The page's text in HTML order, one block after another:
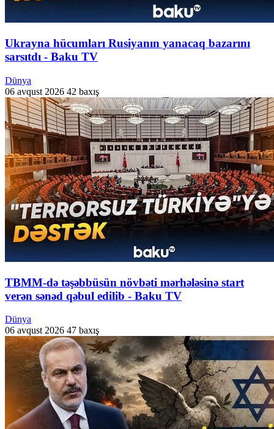
Ukrayna hücumları Rusiyanın yanacaq bazarını
sarsıtdı - Baku TV
Dünya
06 avqust 2026 42 baxış
TBMM-də təşəbbüsün növbəti mərhələsinə start
verən sənəd qəbul edilib - Baku TV
Dünya
06 avqust 2026 47 baxış